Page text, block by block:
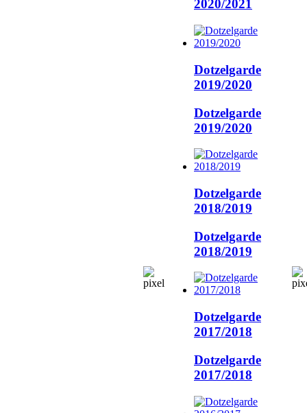
2020/2021
Dotzelgarde
2019/2020
Dotzelgarde
2019/2020
Dotzelgarde
2018/2019
Dotzelgarde
2018/2019
Dotzelgarde
2017/2018
Dotzelgarde
2017/2018